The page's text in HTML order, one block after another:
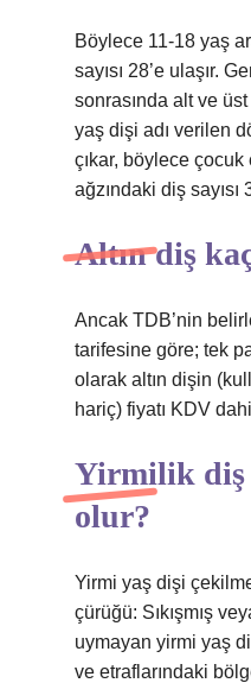
Böylece 11-18 yaş
sayısı 28’e ulaşır.
sonrasında alt ve
yaş dişi adı verilen
çıkar, böylece çocuk
ağzındaki diş sayısı
Altın diş
Ancak TDB’nin
tarifesine göre; tek
olarak altın dişin
hariç) fiyatı KDV
Yirmilik diş
olur?
Yirmi yaş dişi
çürüğü: Sıkışmış
uymayan yirmi yaş
ve etraflarındaki